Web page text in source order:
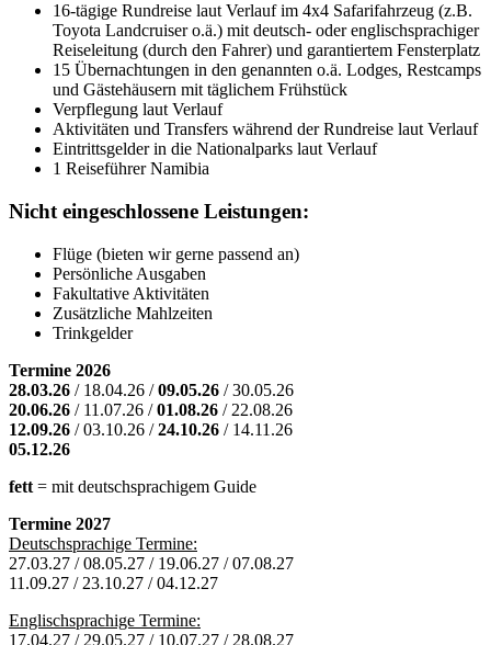
16-tägige Rundreise laut Verlauf im 4x4 Safarifahrzeug (z.B.
Toyota Landcruiser o.ä.) mit deutsch- oder englischsprachiger
Reiseleitung (durch den Fahrer) und garantiertem Fensterplatz
15 Übernachtungen in den genannten o.ä. Lodges, Restcamps
und Gästehäusern mit täglichem Frühstück
Verpflegung laut Verlauf
Aktivitäten und Transfers während der Rundreise laut Verlauf
Eintrittsgelder in die Nationalparks laut Verlauf
1 Reiseführer Namibia
Nicht eingeschlossene Leistungen:
Flüge (bieten wir gerne passend an)
Persönliche Ausgaben
Fakultative Aktivitäten
Zusätzliche Mahlzeiten
Trinkgelder
Termine 2026
28.03.26 / 18.04.26 /09.05.26 / 30.05.26
20.06.26 / 11.07.26 /01.08.26 / 22.08.26
12.09.26 / 03.10.26 /24.10.26 / 14.11.26
05.12.26
fett = mit deutschsprachigem Guide
Termine 2027
Deutschsprachige Termine:
27.03.27 / 08.05.27 / 19.06.27 / 07.08.27
11.09.27 / 23.10.27 / 04.12.27
Englischsprachige Termine:
17.04.27 / 29.05.27 / 10.07.27 / 28.08.27